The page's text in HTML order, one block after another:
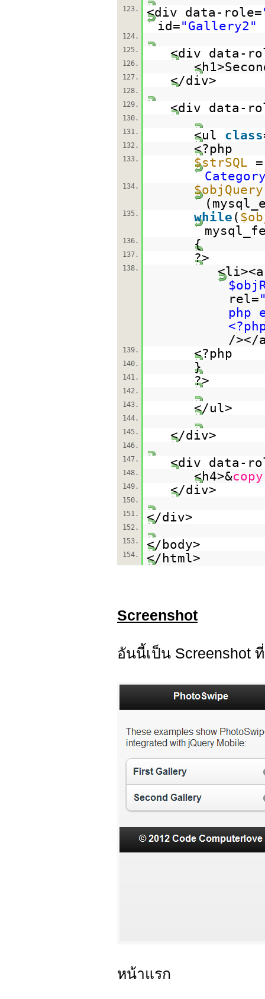
123.
<div data-role=
id="Gallery2"
124.
125.
<div data-
126.
127. </div>
128.
129.
<div data-
130.
131.
<ul class
132. <?php
133. $strSQL
134.
$objQuery
135. while (
136. {
137. ?>
138.
rel=
php
/></
139. <?php
140. }
141. ?>
142.
143.
</ul>
144.
145.
</div>
146.
147.
<div data-
148. <h4>&copy
149. </div>
150.
151.
</div>
152.
153.
</body>
154. </html>
Screenshot
อันนี้เป็น Screenshot
หน้าแรก